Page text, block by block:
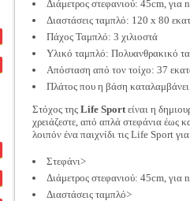
Διάμετρος στεφανιού: 45cm,
Διαστάσεις ταμπλό: 120 x 80
Πάχος Ταμπλό: 3 χιλιοστά
Υλικό ταμπλό: Πολυανθρακικό
Απόσταση από τον τοίχο: 37
Πλάτος που η βάση
Στόχος της Life Sportείναι η
χρειάζεστε, από απλά στεφάνια έως
λοιπόν ένα παιχνίδι τις Life Sport
Στεφάνι>
Διάμετρος στεφανιού: 45cm,
Διαστάσεις ταμπλό>